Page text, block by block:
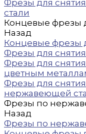
Фрезы для
стали
Концевые фрезы
Назад
Концевые фрезы
Фрезы для
Фрезы для
цветным
Фрезы для
нержавеющей
Фрезы по
Назад
Фрезы по